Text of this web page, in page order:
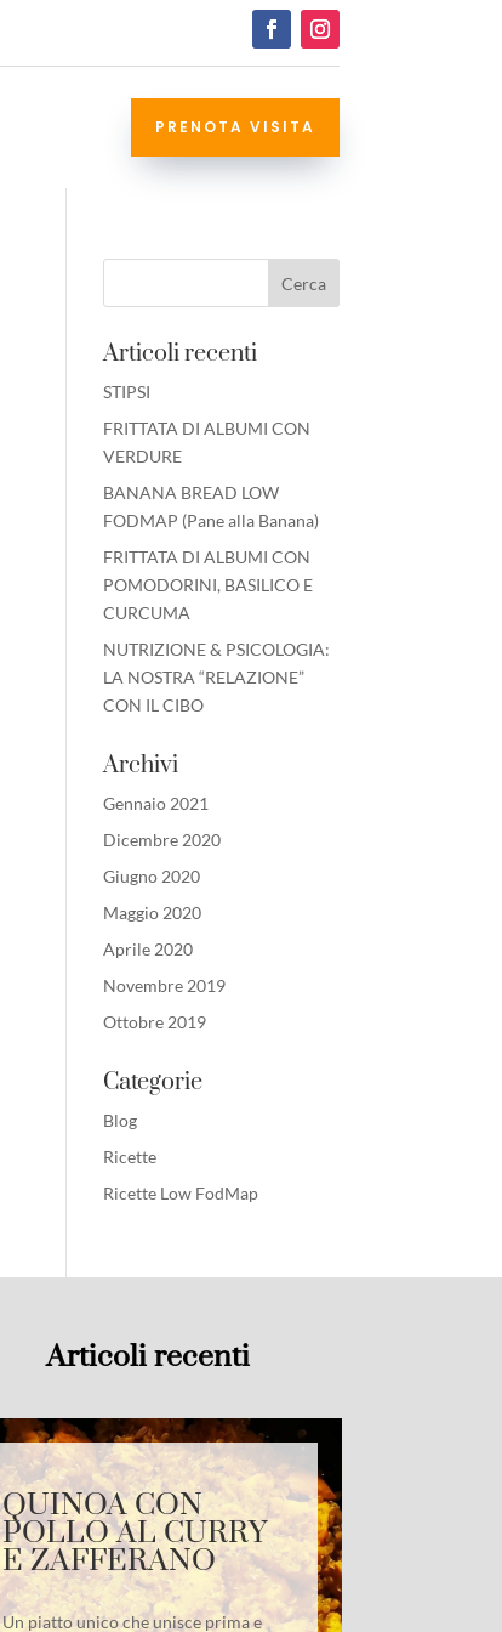
PRENOTA VISITA
Articoli recenti
STIPSI
FRITTATA DI ALBUMI CON
VERDURE
BANANA BREAD LOW
FODMAP (Pane alla Banana)
FRITTATA DI ALBUMI CON
POMODORINI, BASILICO E
CURCUMA
NUTRIZIONE & PSICOLOGIA:
LA NOSTRA “RELAZIONE”
CON IL CIBO
Archivi
Gennaio 2021
Dicembre 2020
Giugno 2020
Maggio 2020
Aprile 2020
Novembre 2019
Ottobre 2019
Categorie
Blog
Ricette
Ricette Low FodMap
Articoli recenti
QUINOA CON
POLLO AL CURRY
E ZAFFERANO
Un piatto unico che unisce prima e